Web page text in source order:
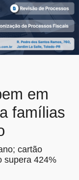
em
famílias
cartão
supera 424%